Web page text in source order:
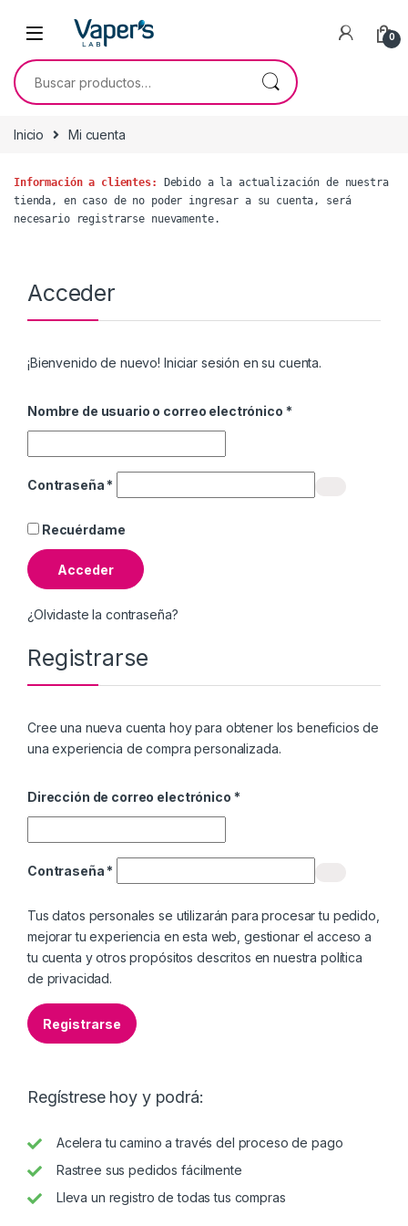
0
Inicio Mi cuenta
Información a clientes:
Debido a la actualización de nuestra
tienda, en caso de no poder ingresar a su cuenta, será
necesario registrarse nuevamente.
Acceder
¡Bienvenido de nuevo! Iniciar sesión en su cuenta.
Nombre de usuario o correo electrónico *
Contraseña *
Recuérdame
Acceder
¿Olvidaste la contraseña?
Registrarse
Cree una nueva cuenta hoy para obtener los beneficios de
una experiencia de compra personalizada.
Dirección de correo electrónico *
Contraseña *
Tus datos personales se utilizarán para procesar tu pedido,
mejorar tu experiencia en esta web, gestionar el acceso a
tu cuenta y otros propósitos descritos en nuestra política
de privacidad.
Registrarse
Regístrese hoy y podrá:
Acelera tu camino a través del proceso de pago
Rastree sus pedidos fácilmente
Lleva un registro de todas tus compras